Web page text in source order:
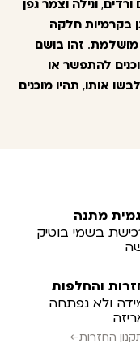
ורדים, ונילה וצמר גפן
בקרמיות חלקה
מושלמת. זהו בושם
להתפשר או
אותו, תהיו מוכנים
מתנה
בשמי בוטיק
והחלפות
ולא נפתחה
החזרות←